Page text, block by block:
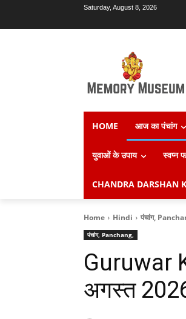
Saturday, August 8, 2026
HOME आज का पंचांग
युवाओं के उपाय स्वप्न
CHANDRA DARSHAN
Home Hindi पंचांग,
पंचांग, Panchang,
Guruwar
अगस्त